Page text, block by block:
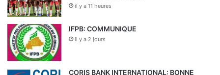
il y a 11 heures
IFPB: COMMUNIQUE
il y a 2 jours
CORIS BANK INTERNATIONAL: BONNE